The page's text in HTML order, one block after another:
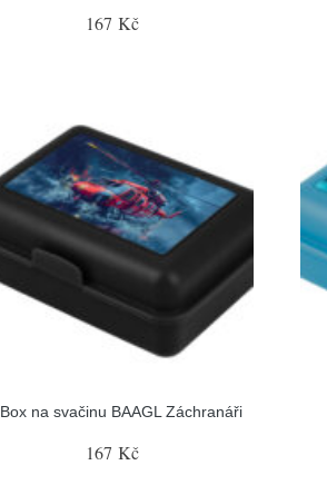
167 Kč
Box na svačinu BAAGL Záchranáři
167 Kč